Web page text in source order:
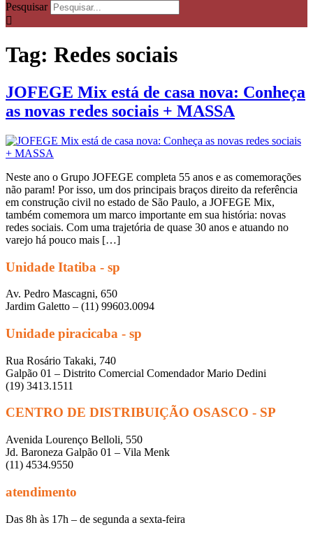
Pesquisar
Tag: Redes sociais
JOFEGE Mix está de casa nova: Conheça
as novas redes sociais + MASSA
Neste ano o Grupo JOFEGE completa 55 anos e as comemorações
não param! Por isso, um dos principais braços direito da referência
em construção civil no estado de São Paulo, a JOFEGE Mix,
também comemora um marco importante em sua história: novas
redes sociais. Com uma trajetória de quase 30 anos e atuando no
varejo há pouco mais […]
Unidade Itatiba - sp
Av. Pedro Mascagni, 650
Jardim Galetto – (11) 99603.0094
Unidade piracicaba - sp
Rua Rosário Takaki, 740
Galpão 01 – Distrito Comercial Comendador Mario Dedini
(19) 3413.1511
CENTRO DE DISTRIBUIÇÃO OSASCO - SP
Avenida Lourenço Belloli, 550
Jd. Baroneza Galpão 01 – Vila Menk
(11) 4534.9550
atendimento
Das 8h às 17h – de segunda a sexta-feira